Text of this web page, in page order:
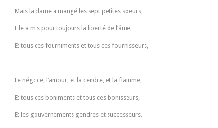
Mais la dame a mangé les sept petites soeurs,
Elle a mis pour toujours la liberté de l’âme,
Et tous ces fourniments et tous ces fournisseurs,
Le négoce, l’amour, et la cendre, et la flamme,
Et tous ces boniments et tous ces bonisseurs,
Et les gouvernements gendres et successeurs.